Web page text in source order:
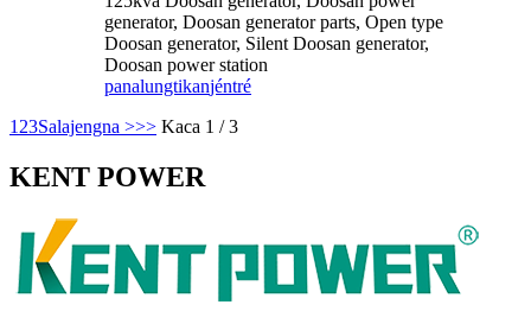
generator, Doosan generator parts, Open type
Doosan generator, Silent Doosan generator,
Doosan power station
panalungtikanjéntré
1 23Salajengna >>> Kaca 1 / 3
KENT POWER